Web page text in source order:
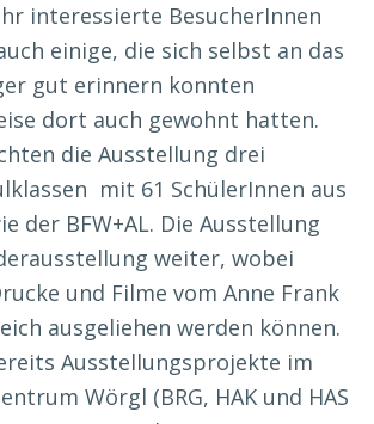
interessierte BesucherInnen
einige, die sich selbst an das
gut erinnern konnten
dort auch gewohnt hatten.
die Ausstellung drei
mit 61 SchülerInnen aus
der BFW+AL. Die Ausstellung
weiter, wobei
und Filme vom Anne Frank
ausgeliehen werden können.
Ausstellungsprojekte im
Wörgl (BRG, HAK und HAS